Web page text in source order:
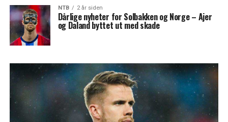
NTB 2 år siden
Dårlige nyheter for Solbakken og Norge – Ajer
og Daland byttet ut med skade